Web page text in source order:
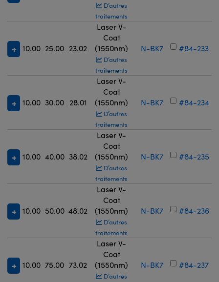
D’autres
traitements
10.00 25.00 23.02
Laser V-
Coat
(1550nm)
D’autres
traitements
N-BK7 #84-233
10.00 30.00 28.01
Laser V-
Coat
(1550nm)
D’autres
traitements
N-BK7 #84-234
10.00 40.00 38.02
Laser V-
Coat
(1550nm)
D’autres
traitements
N-BK7 #84-235
10.00 50.00 48.02
Laser V-
Coat
(1550nm)
D’autres
traitements
N-BK7 #84-236
10.00 75.00 73.02
Laser V-
Coat
(1550nm)
D’autres
N-BK7 #84-237